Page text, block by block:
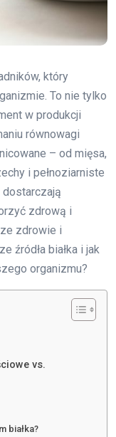
który
To nie tylko
w produkcji
równowagi
– od mięsa,
i pełnoziarniste
dostarczają
zdrową i
zdrowie i
źródła białka i jak
organizmu?
vs.
białka?